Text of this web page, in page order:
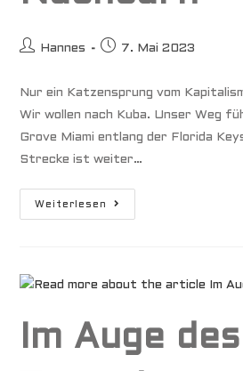
Beitrags-
Hannes
Beitrag7. Mai 2023
Nur ein Katzensprung vom
Wir wollen nach Kuba. Unser Weg
Grove Miami entlang der Florida
Strecke ist weiter…
Weiterlesen Nachbarn
Im Auge des